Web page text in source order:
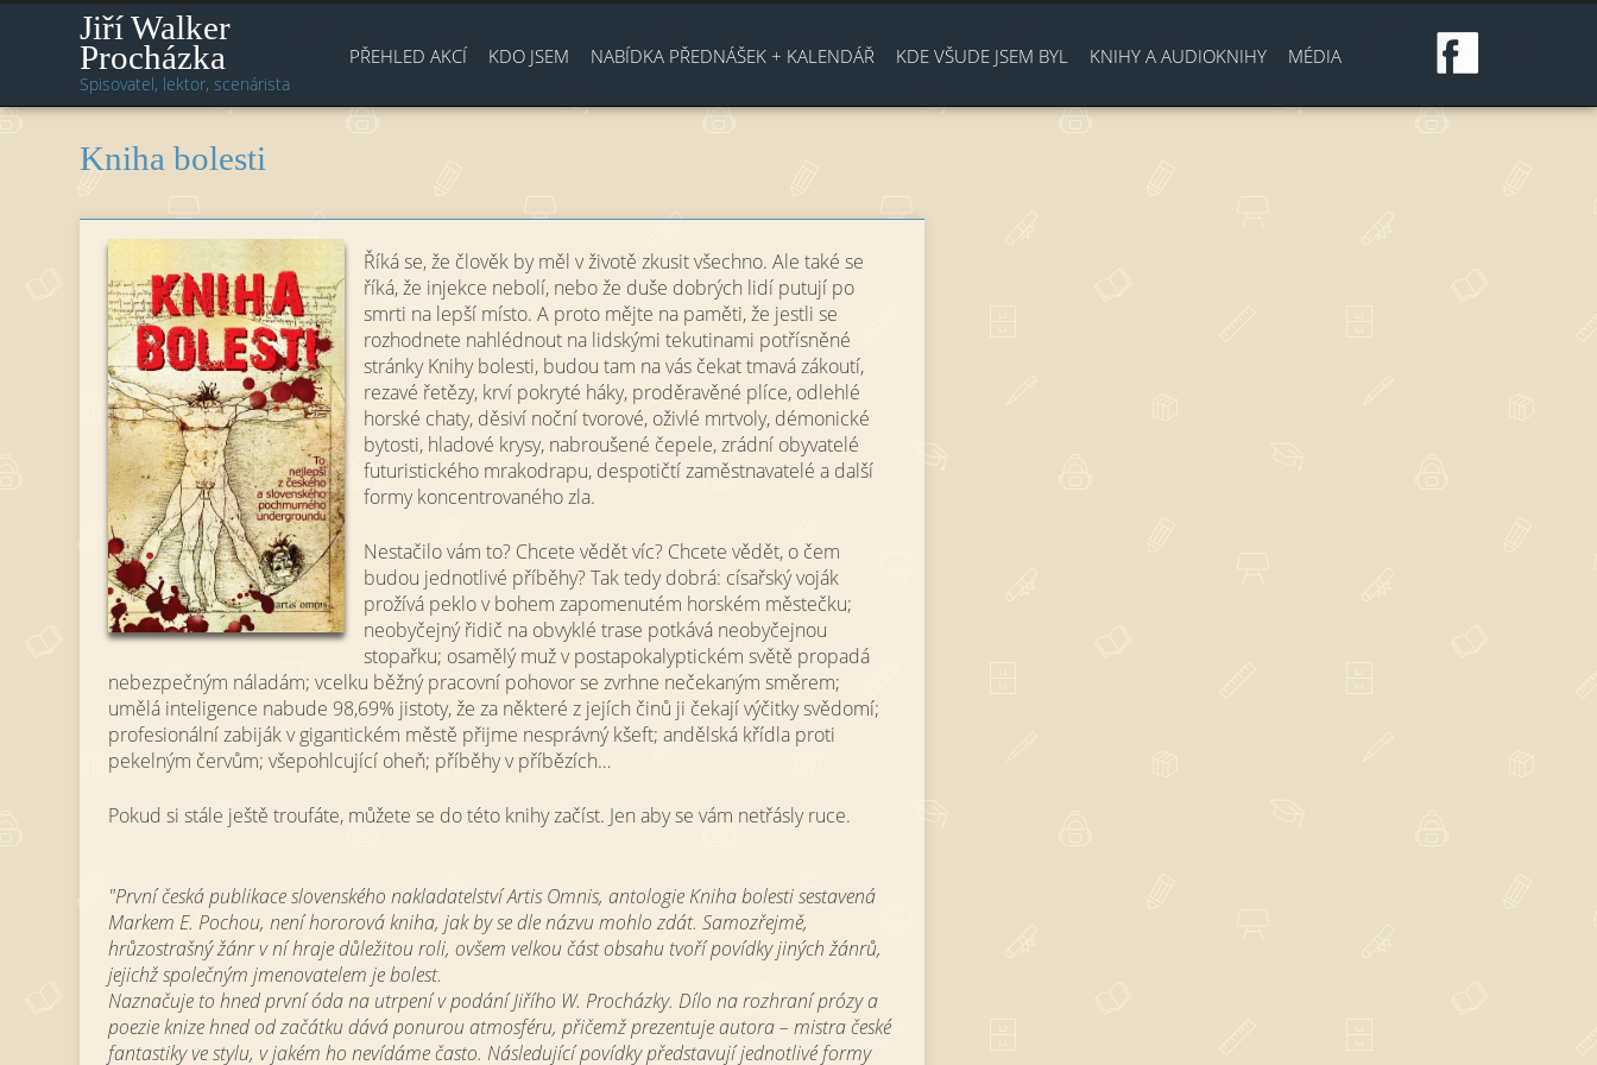
Jiří Walker
Procházka
Spisovatel, lektor, scenárista
PŘEHLED AKCÍ KDO JSEM NABÍDKA PŘEDNÁŠEK + KALENDÁŘ KDE VŠUDE JSEM BYL KNIHY A AUDIOKNIHY MÉDIA
Kniha bolesti
Říká se, že člověk by měl v životě zkusit všechno. Ale také se
říká, že injekce nebolí, nebo že duše dobrých lidí putují po
smrti na lepší místo. A proto mějte na paměti, že jestli se
rozhodnete nahlédnout na lidskými tekutinami potřísněné
stránky Knihy bolesti, budou tam na vás čekat tmavá zákoutí,
rezavé řetězy, krví pokryté háky, proděravěné plíce, odlehlé
horské chaty, děsiví noční tvorové, oživlé mrtvoly, démonické
bytosti, hladové krysy, nabroušené čepele, zrádní obyvatelé
futuristického mrakodrapu, despotičtí zaměstnavatelé a další
formy koncentrovaného zla.
Nestačilo vám to? Chcete vědět víc? Chcete vědět, o čem
budou jednotlivé příběhy? Tak tedy dobrá: císařský voják
prožívá peklo v bohem zapomenutém horském městečku;
neobyčejný řidič na obvyklé trase potkává neobyčejnou
stopařku; osamělý muž v postapokalyptickém světě propadá
nebezpečným náladám; vcelku běžný pracovní pohovor se zvrhne nečekaným směrem;
umělá inteligence nabude 98,69% jistoty, že za některé z jejích činů ji čekají výčitky svědomí;
profesionální zabiják v gigantickém městě přijme nesprávný kšeft; andělská křídla proti
pekelným červům; všepohlcující oheň; příběhy v příbězích…
Pokud si stále ještě troufáte, můžete se do této knihy začíst. Jen aby se vám netřásly ruce.
"První česká publikace slovenského nakladatelství Artis Omnis, antologie Kniha bolesti sestavená
Markem E. Pochou, není hororová kniha, jak by se dle názvu mohlo zdát. Samozřejmě,
hrůzostrašný žánr v ní hraje důležitou roli, ovšem velkou část obsahu tvoří povídky jiných žánrů,
jejichž společným jmenovatelem je bolest.
Naznačuje to hned první óda na utrpení v podání Jiřího W. Procházky. Dílo na rozhraní prózy a
poezie knize hned od začátku dává ponurou atmosféru, přičemž prezentuje autora – mistra české
fantastiky ve stylu, v jakém ho nevídáme často. Následující povídky představují jednotlivé formy